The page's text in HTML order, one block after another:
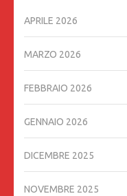
APRILE 2026
MARZO 2026
FEBBRAIO 2026
GENNAIO 2026
DICEMBRE 2025
NOVEMBRE 2025